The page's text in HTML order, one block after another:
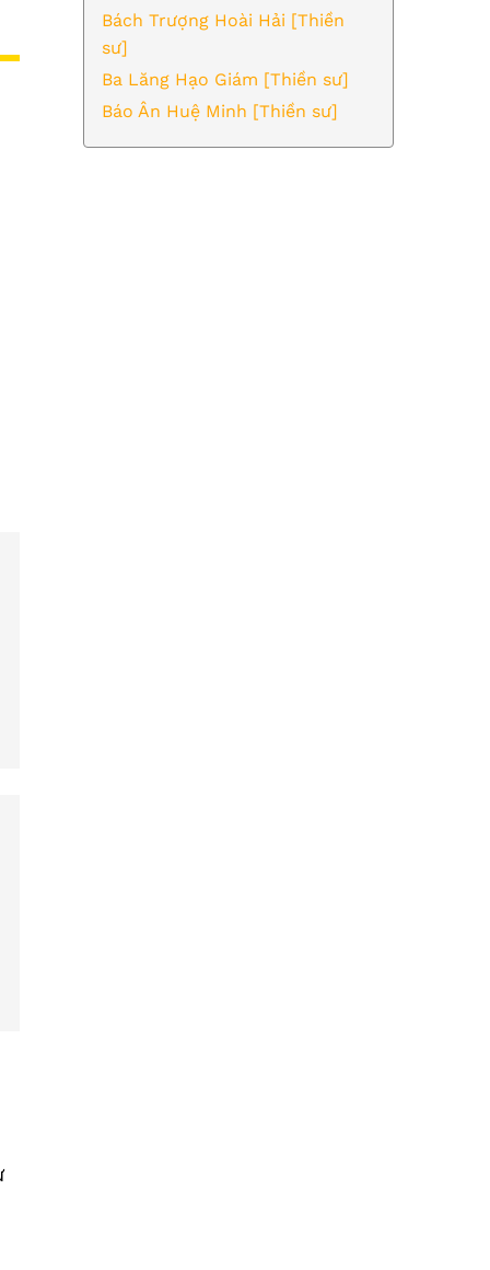
Bách Trượng Hoài Hải [Thiền
sư]
Ba Lăng Hạo Giám [Thiền sư]
Báo Ân Huệ Minh [Thiền sư]